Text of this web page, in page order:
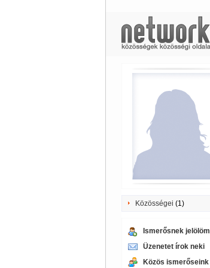
Közösségei (1)
Ismerősnek jelölöm
Üzenetet írok neki
Közös ismerőseink